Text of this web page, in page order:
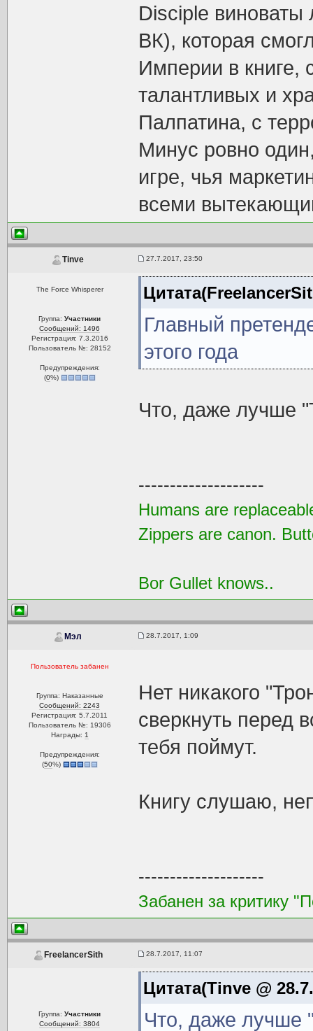
Disciple виноваты
ВК), которая
Империи в книге,
талантливых и
Палпатина, с
Минус ровно
игре, чья
всеми
Tinve 27.7.2017, 23:50
The Force Whisperer
Группа:Участники
Сообщений: 1496
Регистрация: 7.3.2016
Пользователь №: 28152
Предупреждения:
(0%)
Главный
этого года
Что, даже лучше
--------------------
Humans are
Zippers are canon.
Bor Gullet knows..
Мэл 28.7.2017, 1:09
Пользователь забанен
Группа: Наказанные
Сообщений: 2243
Регистрация: 5.7.2011
Пользователь №: 19306
Награды: 1
Предупреждения:
(50%)
Нет никакого
сверкнуть перед
тебя поймут.
Книгу слушаю,
--------------------
Забанен за критику
FreelancerSith 28.7.2017, 11:07
Группа:Участники
Сообщений: 3804
Цитата(Tinve @
Что, даже лучше